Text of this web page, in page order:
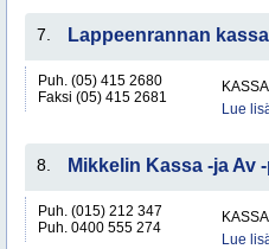
7. Lappeenrannan
Puh. (05) 415 2680
Faksi (05) 415 2681
Lue
8. Mikkelin Kassa -ja Av
Puh. (015) 212 347
Puh. 0400 555 274
Lue